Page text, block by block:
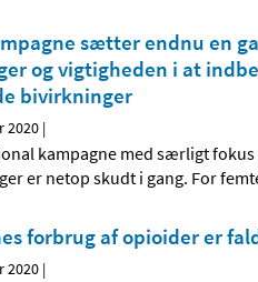
sætter endnu en
og vigtigheden i at
bivirkninger
2020 |
kampagne med særligt
er netop skudt i gang. For
forbrug af opioider er
2020 |